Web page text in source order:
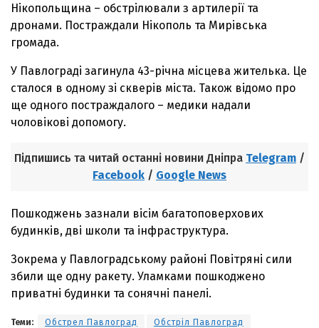
Нікопольщина – обстрілювали з артилерії та
дронами. Постраждали Нікополь та Мирівська
громада.
У Павлограді загинула 43-річна місцева жителька. Це
сталося в одному зі скверів міста. Також відомо про
ще одного постраждалого – медики надали
чоловікові допомогу.
Підпишись та читай останні новини Дніпра Telegram /
Facebook / Google News
Пошкоджень зазнали вісім багатоповерхових
будинків, дві школи та інфраструктура.
Зокрема у Павлоградському районі Повітряні сили
збили ще одну ракету. Уламками пошкоджено
приватні будинки та сонячні панелі.
Теми: Обстрел Павлоград
Обстріл Павлоград